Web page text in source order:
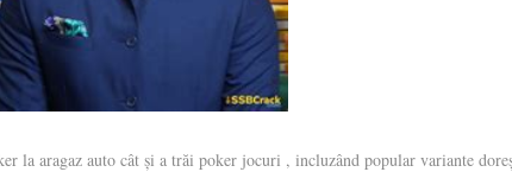
la aragaz auto cât și a trăi poker jocuri , incluzând popular variante